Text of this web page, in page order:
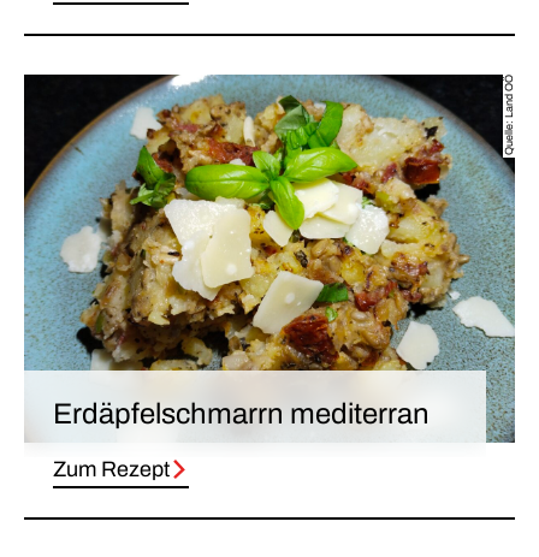
Quelle: Land OÖ
Erdäpfelschmarrn mediterran
Zum Rezept